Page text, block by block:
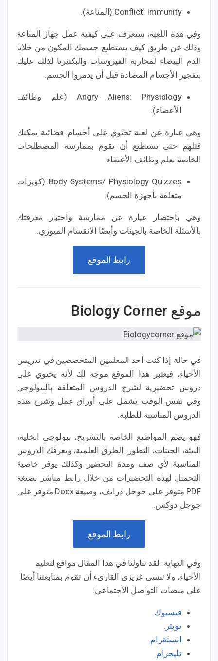
Conflict: Immunity (المناعة).
وفي هذه اللعبة، ستعرف على كيفية عمل جهاز المناعة
وذلك عن طريق كيف يستطيع جسمك المكون من خلايا
الدم البيضاء لمحاربة الفيروسات والبكتيريا لذلك عليك
بتفجير الأجسام المضادة قبل أن يدمروا الجسم.
Angry Aliens: Physiology (علم وظائف
الأعضاء).
وهي عبارة عن لعبة تحتوي على أجسام فضائية يمكنك
قتلهم حتى تستطيع أن تقوم بممارسة المصطلحات
الخاصة بعلم وظائف الأعضاء.
Body Systems/ Physiology Quizzes (كويزات
متعلقة بأجهزة الجسم).
وهي باختصار عبارة عن ممارسة واختبار معرفتك
بالأسئلة الخاصة بالجينات وأيضًا الانقسام الميوزي.
رابط الموقع
موقع Biology Corner
في حالة إذا كنت أحد المعلمين المتخصصين في تدريس
الأحياء، فيعتبر هذا الموقع موجه لك لأنه يحتوي على
دروس تحضيرية لشرح الدروس المتعلقة بالبيولوجي
وفي نفس الوقت يشمل على أوراق عمل وشرح هذه
الدروس المناسبة للطلبة.
فهو يضم المواضيع الخاصة بالتشريح، بيولوجي الخلية،
البيئة، الجينات، التطور، الطرق العلمية، ويعرفك الدروس
المناسبة لأي صف ومدة التحضير وكذلك يوفر خاصية
التحميل لهذه التحضيرات من خلال رابط مباشر بصيغة
PDF متوفر على جوجل درايف، وصيغة Docx متوفر على
جوجل دوكس.
رابط الموقع
وفي النهاية، لقد تناولنا في هذا المقال مواقع لتعليم
الأحياء، ولا تنسى عزيزي القاريء أن تقوم بمتابعتنا أيضًا
على منصات التواصل الاجتماعي:
فيسبوك.
تويتر .
انستقرام.
تليجرام.